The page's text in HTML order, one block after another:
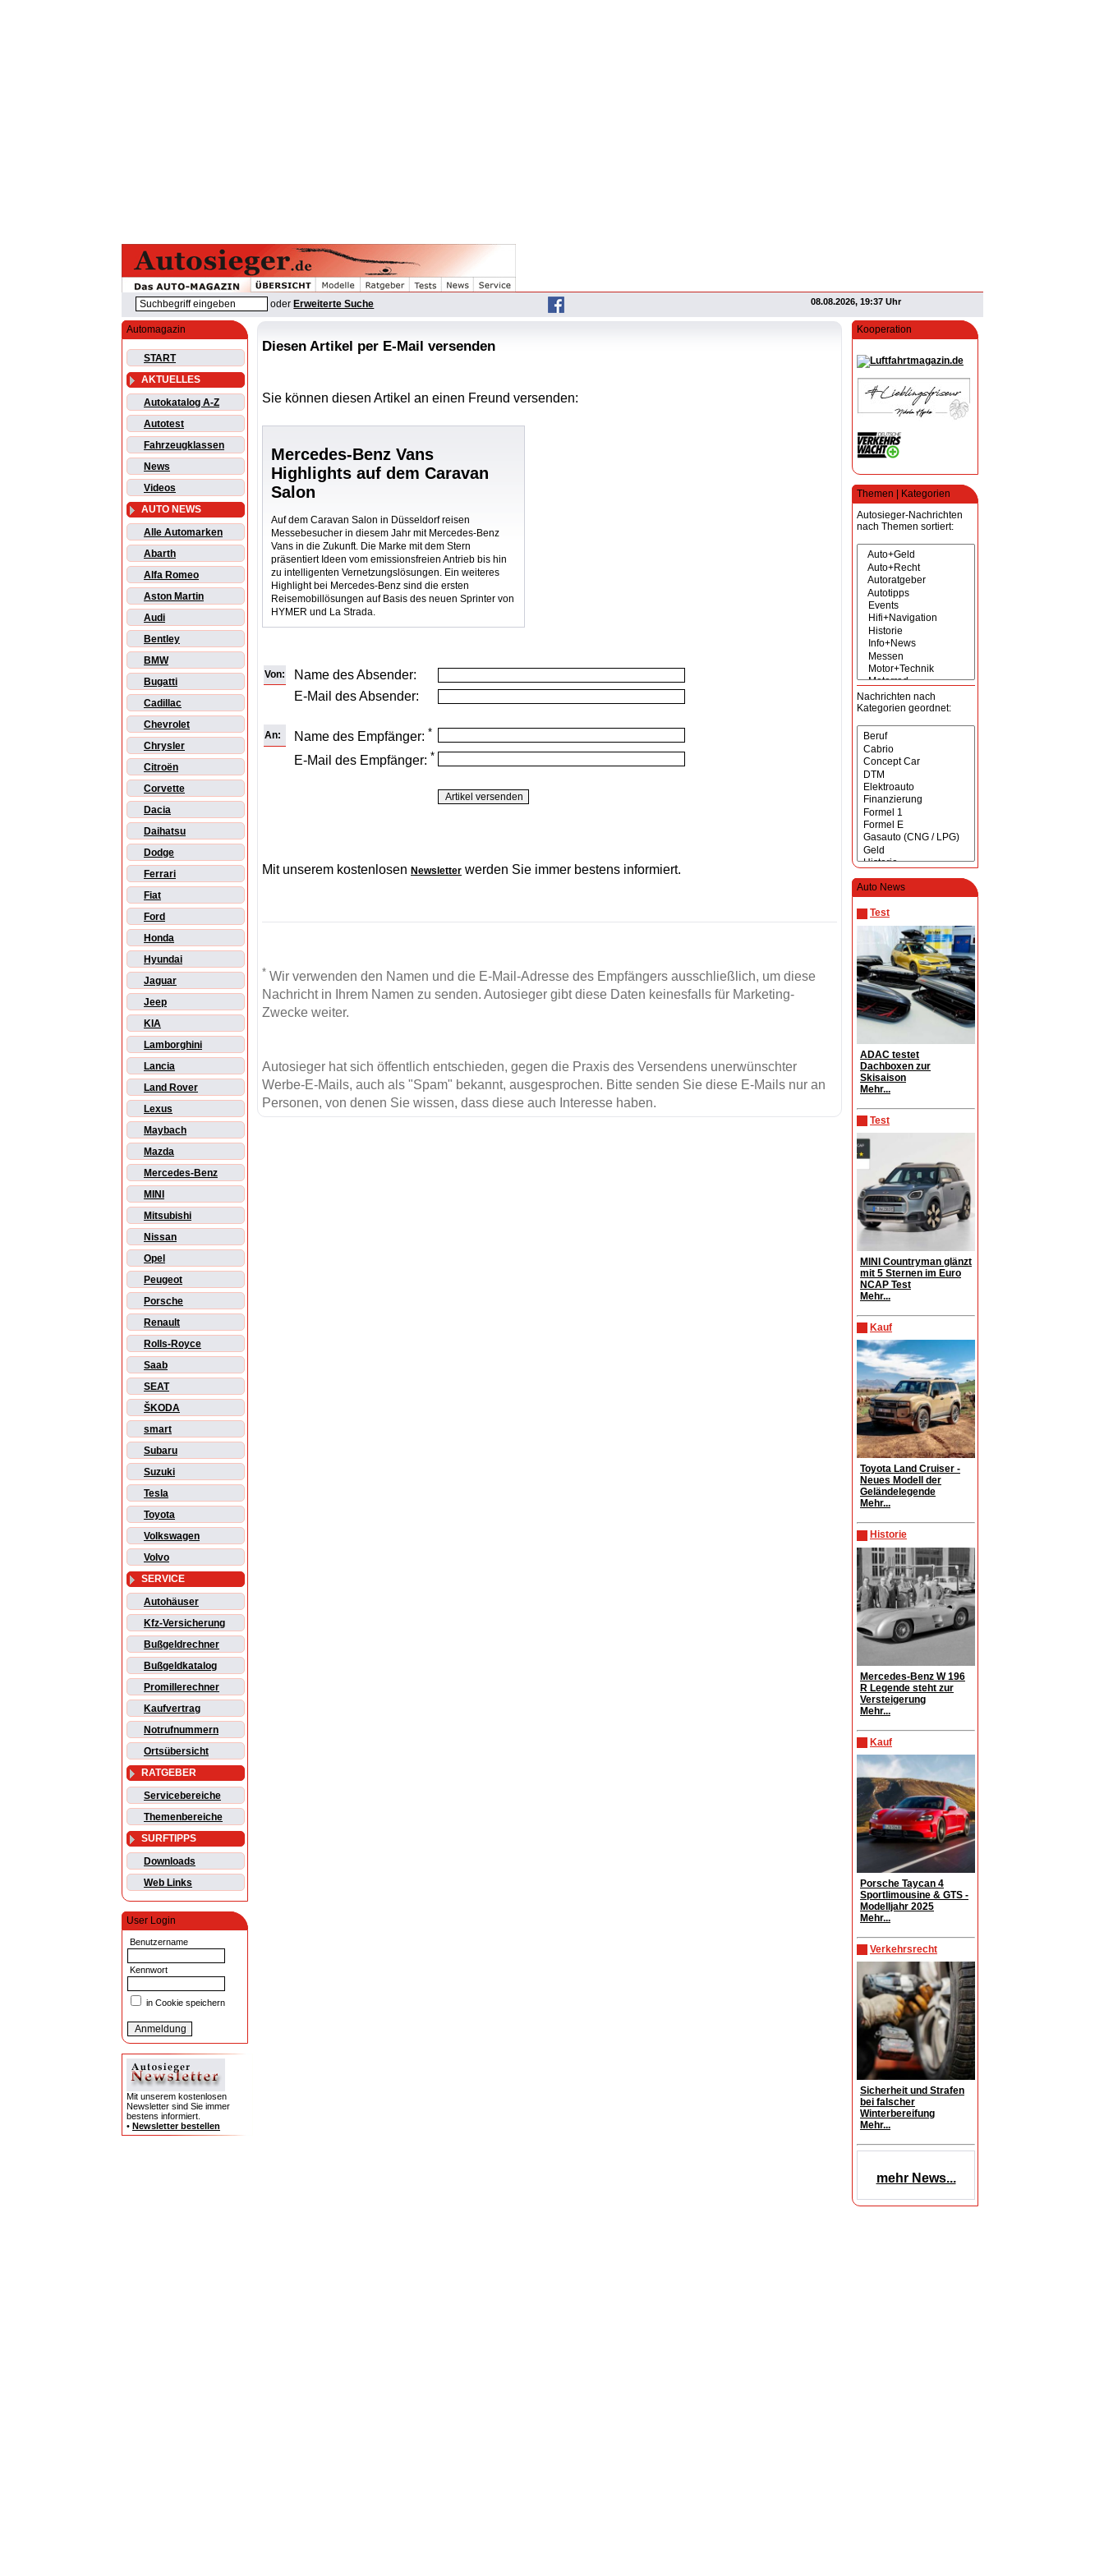
oder Erweiterte Suche 08.08.2026, 19:37 Uhr
Automagazin
START
AKTUELLES
Autokatalog A-Z
Autotest
Fahrzeugklassen
News
Videos
AUTO NEWS
Alle Automarken
Abarth
Alfa Romeo
Aston Martin
Audi
Bentley
BMW
Bugatti
Cadillac
Chevrolet
Chrysler
Citroën
Corvette
Dacia
Daihatsu
Dodge
Ferrari
Fiat
Ford
Honda
Hyundai
Jaguar
Jeep
KIA
Lamborghini
Lancia
Land Rover
Lexus
Maybach
Mazda
Mercedes-Benz
MINI
Mitsubishi
Nissan
Opel
Peugeot
Porsche
Renault
Rolls-Royce
Saab
SEAT
ŠKODA
smart
Subaru
Suzuki
Tesla
Toyota
Volkswagen
Volvo
SERVICE
Autohäuser
Kfz-Versicherung
Bußgeldrechner
Bußgeldkatalog
Promillerechner
Kaufvertrag
Notrufnummern
Ortsübersicht
RATGEBER
Servicebereiche
Themenbereiche
SURFTIPPS
Downloads
Web Links
User Login
Benutzername
Kennwort
in Cookie speichern
Mit unserem kostenlosen
Newsletter sind Sie immer
bestens informiert.
• Newsletter bestellen
Kooperation
Themen | Kategorien
Autosieger-Nachrichten
nach Themen sortiert:
Nachrichten nach
Kategorien geordnet:
Auto News
Test
ADAC testet
Dachboxen zur
Skisaison
Mehr...
Test
MINI Countryman glänzt
mit 5 Sternen im Euro
NCAP Test
Mehr...
Kauf
Toyota Land Cruiser -
Neues Modell der
Geländelegende
Mehr...
Historie
Mercedes-Benz W 196
R Legende steht zur
Versteigerung
Mehr...
Kauf
Porsche Taycan 4
Sportlimousine & GTS -
Modelljahr 2025
Mehr...
Verkehrsrecht
Sicherheit und Strafen
bei falscher
Winterbereifung
Mehr...
mehr News...
Diesen Artikel per E-Mail versenden
Sie können diesen Artikel an einen Freund versenden:
Mercedes-Benz Vans
Highlights auf dem Caravan
Salon
Auf dem Caravan Salon in Düsseldorf reisen
Messebesucher in diesem Jahr mit Mercedes-Benz
Vans in die Zukunft. Die Marke mit dem Stern
präsentiert Ideen vom emissionsfreien Antrieb bis hin
zu intelligenten Vernetzungslösungen. Ein weiteres
Highlight bei Mercedes-Benz sind die ersten
Reisemobillösungen auf Basis des neuen Sprinter von
HYMER und La Strada.
Von:
Name des Absender:
E-Mail des Absender:
An: Name des Empfänger: *
E-Mail des Empfänger: *
Mit unserem kostenlosen Newsletter werden Sie immer bestens informiert.
* Wir verwenden den Namen und die E-Mail-Adresse des Empfängers ausschließlich, um diese
Nachricht in Ihrem Namen zu senden. Autosieger gibt diese Daten keinesfalls für Marketing-
Zwecke weiter.
Autosieger hat sich öffentlich entschieden, gegen die Praxis des Versendens unerwünschter
Werbe-E-Mails, auch als "Spam" bekannt, ausgesprochen. Bitte senden Sie diese E-Mails nur an
Personen, von denen Sie wissen, dass diese auch Interesse haben.